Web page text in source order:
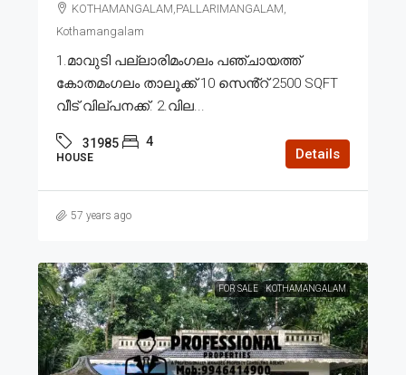
KOTHAMANGALAM,PALLARIMANGALAM,
Kothamangalam
1.മാവുടി പല്ലാരിമംഗലം പഞ്ചായത്ത്
കോതമംഗലം താലൂക്ക് 10 സെൻ്റ് 2500 SQFT
വീട് വില്പനക്ക്. 2.വില...
31985 4
HOUSE Details
57 years ago
FOR SALE KOTHAMANGALAM